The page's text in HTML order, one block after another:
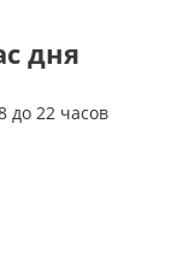
дня
до 22 часов